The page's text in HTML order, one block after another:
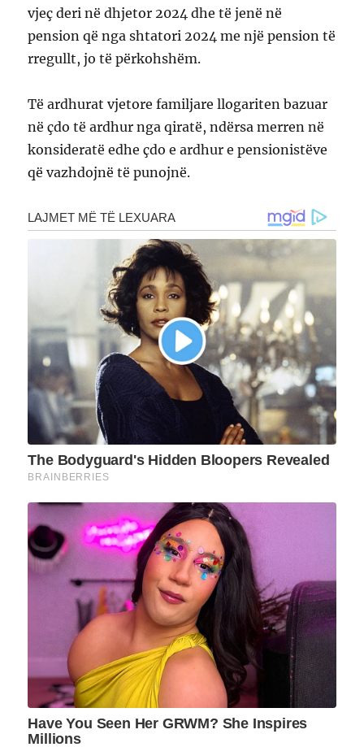
vjeç deri në dhjetor 2024 dhe të jenë në
pension që nga shtatori 2024 me një pension të
rregullt, jo të përkohshëm.
Të ardhurat vjetore familjare llogariten bazuar
në çdo të ardhur nga qiratë, ndërsa merren në
konsideratë edhe çdo e ardhur e pensionistëve
që vazhdojnë të punojnë.